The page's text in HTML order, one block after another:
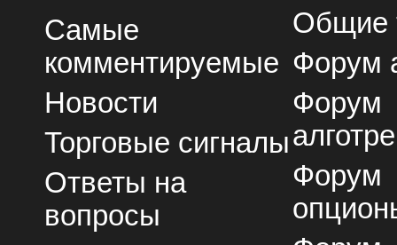
Самые
комментируемые
Новости
Торговые сигналы
Ответы на
вопросы
Общие
Форум
Форум
Форум